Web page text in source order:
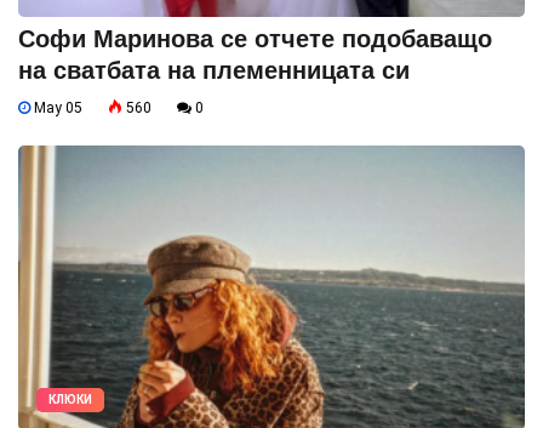
Софи Маринова се отчете подобаващо
на сватбата на племенницата си
May 05 560 0
КЛЮКИ